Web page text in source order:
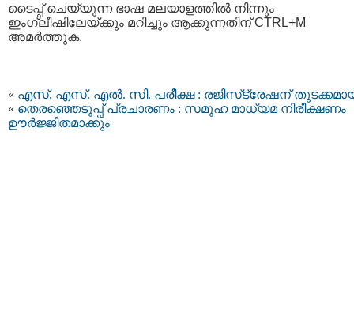
ടൈപ്പ്‌ ചെയ്യുന്ന ഭാഷ മലയാളത്തില്‍ നിന്നും
ഇംഗ്ലീഷിലേയ്ക്കും മറിച്ചും ആക്കുന്നതിന് CTRL+M
അമര്‍ത്തുക.
« എസ്. എസ്. എല്‍. സി. പരീക്ഷ : രജിസ്‌ട്രേഷന്
« തെരഞ്ഞെടുപ്പ് പ്രചാരണം : സമൂഹ മാധ്യമ നിരീക്ഷണം
ഊർജ്ജിതമാക്കും